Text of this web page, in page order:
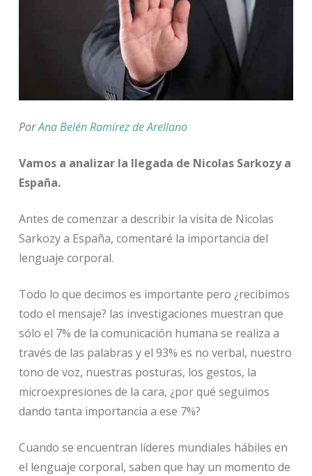
PorAna Belén Ramírez de Arellano
Vamos a analizar la llegada de Nicolas Sarkozy a
España.
Antes de comenzar a describir la visita de Nicolas
Sarkozy a España, comentaré la importancia del
lenguaje corporal.
Todo lo que decimos es importante pero ¿recibimos
todo el mensaje? las investigaciones muestran que
sólo el 7% de la comunicación humana se realiza a
través de las palabras y el 93% es no verbal, nuestro
tono de voz, nuestras posturas, los gestos, la
microexpresiones de la cara, ¿por qué seguimos
dando tanta importancia a ese 7%?
Cuando se encuentran líderes mundiales hábiles en
el lenguaje corporal, saben que hay un momento de